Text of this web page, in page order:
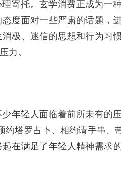
寄托。玄学消费正成为一
度面对一些严肃的话题，
极、迷信的思想和行为习
力。
年轻人面临着前所未有的
塔罗占卜、相约请手串、
在满足了年轻人精神需求